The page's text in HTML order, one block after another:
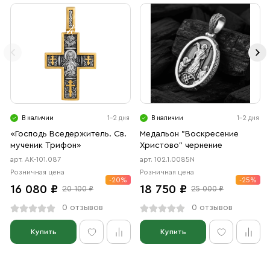
В наличии 1-2 дня
«Господь Вседержитель. Св.
мученик Трифон»
арт. АК-101.087
Розничная цена
16 080 ₽ 20 100 ₽
-20%
0 отзывов
Купить
В наличии 1-2 дня
Медальон "Воскресение
Христово" чернение
арт. 102.1.0085N
Розничная цена
18 750 ₽ 25 000 ₽
-25%
0 отзывов
Купить